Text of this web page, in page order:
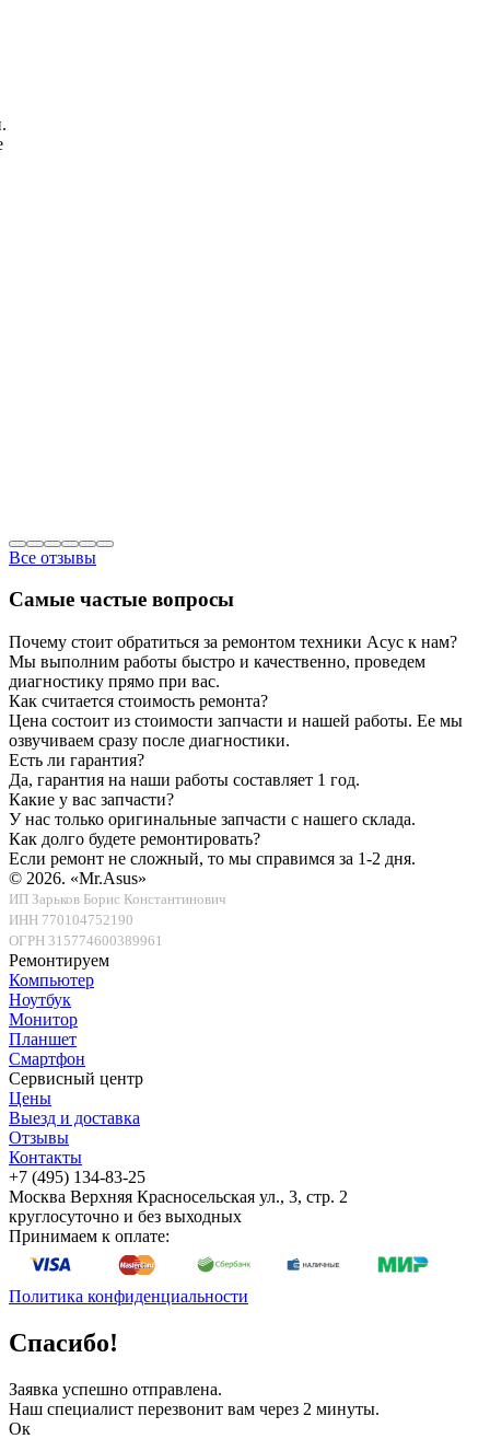
Все отзывы
Самые частые вопросы
Почему стоит обратиться за ремонтом техники Асус к нам?
Мы выполним работы быстро и качественно, проведем
диагностику прямо при вас.
Как считается стоимость ремонта?
Цена состоит из стоимости запчасти и нашей работы. Ее мы
озвучиваем сразу после диагностики.
Есть ли гарантия?
Да, гарантия на наши работы составляет 1 год.
Какие у вас запчасти?
У нас только оригинальные запчасти с нашего склада.
Как долго будете ремонтировать?
Если ремонт не сложный, то мы справимся за 1-2 дня.
© 2026. «Mr.Asus»
ИП Зарьков Борис Константинович
ИНН 770104752190
ОГРН 315774600389961
Ремонтируем
Компьютер
Ноутбук
Монитор
Планшет
Смартфон
Сервисный центр
Цены
Выезд и доставка
Отзывы
Контакты
+7 (495) 134-83-25
Москва Верхняя Красносельская ул., 3, стр. 2
круглосуточно и без выходных
Принимаем к оплате:
Политика конфиденциальности
Спасибо!
Заявка успешно отправлена.
Наш специалист перезвонит вам через 2 минуты.
Ок